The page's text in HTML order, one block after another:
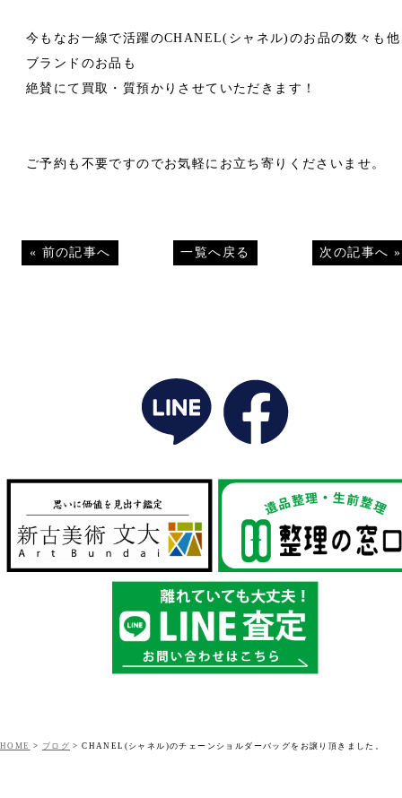
今もなお一線で活躍のCHANEL(シャネル)のお品の数々も他
ブランドのお品も
絶賛にて買取・質預かりさせていただきます！
ご予約も不要ですのでお気軽にお立ち寄りくださいませ。
« 前の記事へ 一覧へ戻る 次の記事へ »
HOME > ブログ >CHANEL(シャネル)のチェーンショルダーバッグをお譲り頂きました。